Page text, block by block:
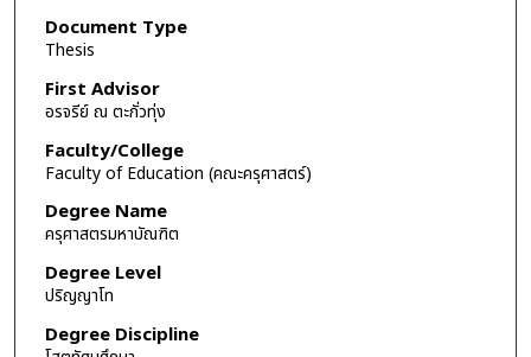
Document Type
Thesis
First Advisor
อรจรีย์ ณ ตะกั่วทุ่ง
Faculty/College
Faculty of Education (คณะครุศาสตร์)
Degree Name
ครุศาสตรมหาบัณฑิต
Degree Level
ปริญญาโท
Degree Discipline